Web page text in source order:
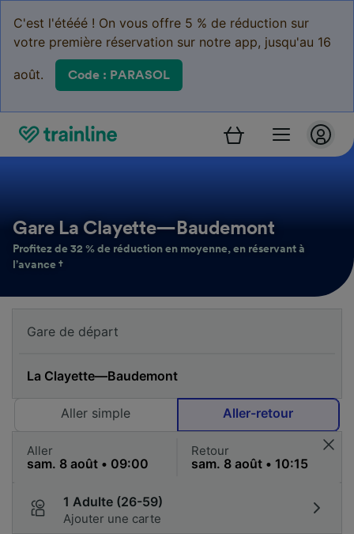
C'est l'étééé ! On vous offre 5 % de réduction sur
votre première réservation sur notre app, jusqu'au 16
août. Code : PARASOL
Gare La Clayette—Baudemont
Profitez de 32 % de réduction en moyenne, en réservant à
l’avance †
Aller simple Aller-retour
Aller Retour
1 Adulte (26-59)
Ajouter une carte